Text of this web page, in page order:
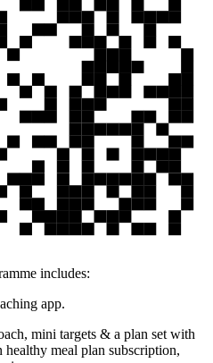
includes:
app.
mini targets & a plan set with
healthy meal plan subscription,